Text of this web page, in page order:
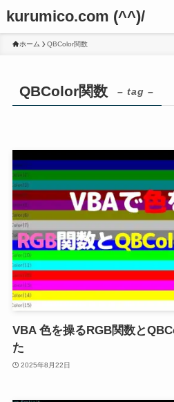
kurumico.com (^^)/
ホーム QBColor関数
QBColor関数 – tag –
VBA 色を操るRGB関数と
た
2025年8月22日